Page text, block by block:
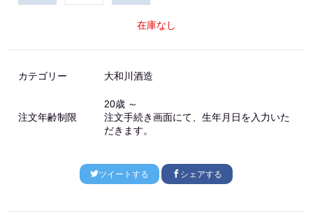
在庫なし
カテゴリー 大和川酒造
注文年齢制限
20歳 ～
注文手続き画面にて、生年月日を入力いた
だきます。
ツイートする シェアする